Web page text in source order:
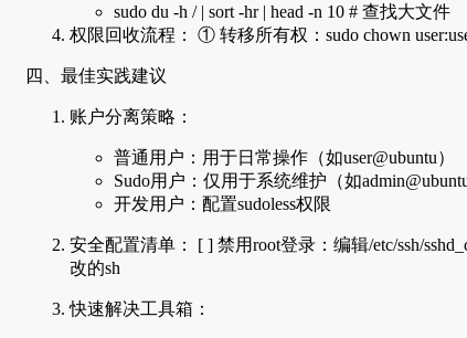
sudo du -h / | sort -hr | head -n 10 # 查找大文件
权限回收流程： ① 转移所有权：sudo chown
四、最佳实践建议
账户分离策略：
普通用户：用于日常操作（如user@ubuntu）
Sudo用户：仅用于系统维护（如admin@ubuntu
开发用户：配置sudoless权限
安全配置清单： [ ] 禁用root登录：编辑/etc/ssh/
改的sh
快速解决工具箱：